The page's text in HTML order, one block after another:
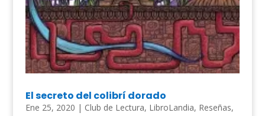
El secreto del colibrí dorado
Ene 25, 2020 | Club de Lectura, LibroLandia, Reseñas,